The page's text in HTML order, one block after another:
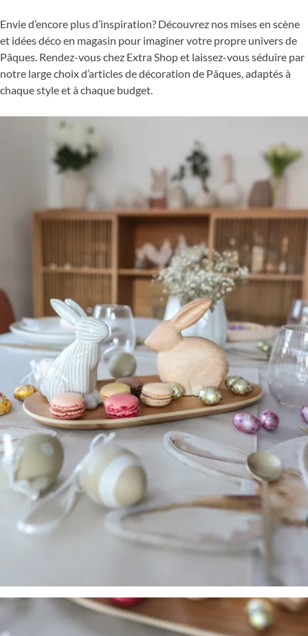
Envie d’encore plus d’inspiration? Découvrez nos mises en scène
et idées déco en magasin pour imaginer votre propre univers de
Pâques. Rendez-vous chez Extra Shop et laissez-vous séduire par
notre large choix d’articles de décoration de Pâques, adaptés à
chaque style et à chaque budget.